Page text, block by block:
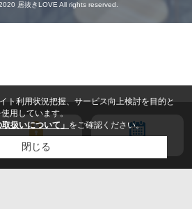
会員登録
居抜きLOVE All rights reserved.
ト利用状況把握、サービス向上検討を目的と
用しています。
取扱いについて」 をご確認ください。
閉じる